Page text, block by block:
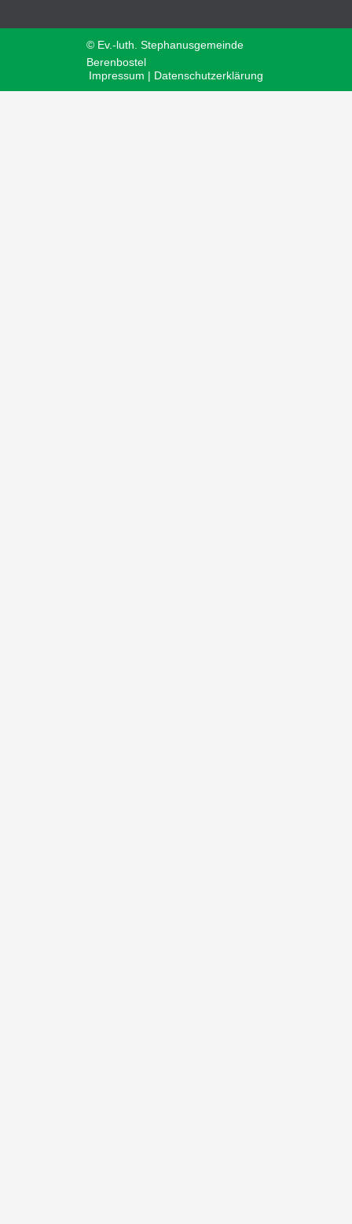
© Ev.-luth. Stephanusgemeinde
Berenbostel
Impressum | Datenschutzerklärung